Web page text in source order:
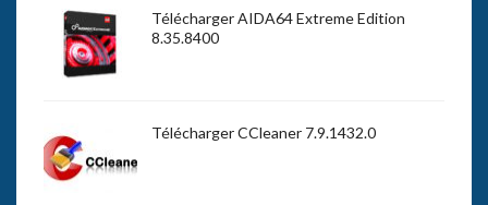
Télécharger AIDA64 Extreme Edition
8.35.8400
Télécharger CCleaner 7.9.1432.0